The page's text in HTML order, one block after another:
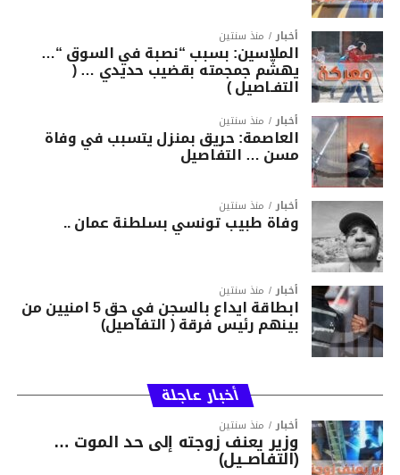
أخبار منذ سنتين
الملاسين: بسبب “نصبة في السوق “…
يهشّم جمجمته بقضيب حديدي … (
التفـاصيل )
أخبار منذ سنتين
العاصمة: حريق بمنزل يتسبب في وفاة
مسن … التفاصيل
أخبار منذ سنتين
وفاة طبيب تونسي بسلطنة عمان ..
أخبار منذ سنتين
ابطاقة ايداع بالسجن في حق 5 امنيين من
بينهم رئيس فرقة ( التفاصيل)
أخبار عاجلة
أخبار منذ سنتين
وزير يعنف زوجته إلى حد الموت …
(التفاصــيل)